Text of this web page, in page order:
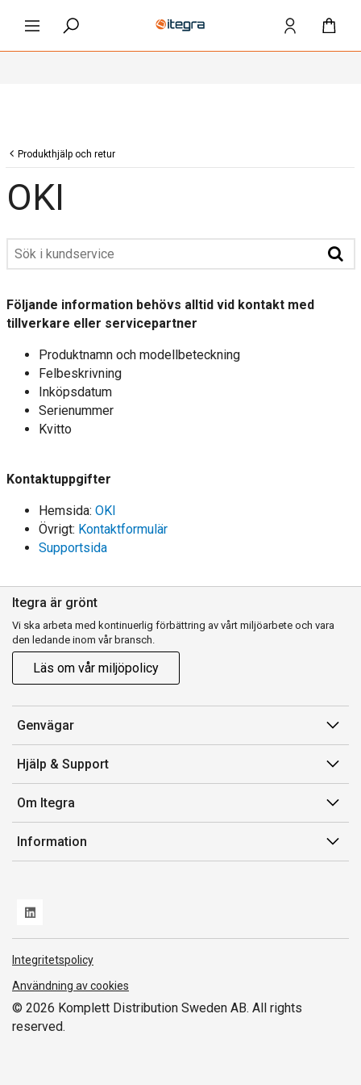
Produkthjälp och retur
OKI
Följande information behövs alltid vid kontakt med
tillverkare eller servicepartner
Produktnamn och modellbeteckning
Felbeskrivning
Inköpsdatum
Serienummer
Kvitto
Kontaktuppgifter
Hemsida: OKI
Övrigt: Kontaktformulär
Supportsida
Itegra är grönt
Vi ska arbeta med kontinuerlig förbättring av vårt miljöarbete och vara
den ledande inom vår bransch.
Läs om vår miljöpolicy
Genvägar
Min sida
Orderhistorik
Fakturor & Kvitton
Inköpslistor
Hjälp & Support
Kundservice
Retur
Transportskada
Om Itegra
Om oss
Vi är Itegra
Whistleblowing
Norwegian Transparency Act
Information
© 2026 Komplett Distribution Sweden AB. All rights
reserved.
Integritetspolicy
Användning av cookies